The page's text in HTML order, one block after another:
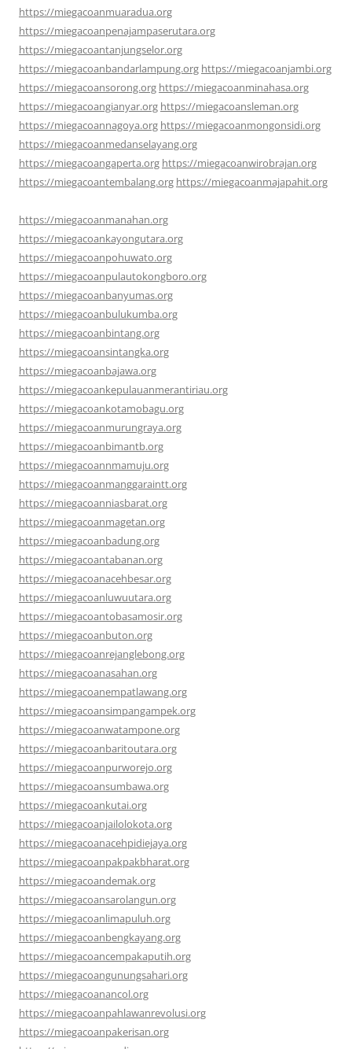
https://miegacoanmuaradua.org
https://miegacoanpenajampaserutara.org
https://miegacoantanjungselor.org
https://miegacoanbandarlampung.org https://miegacoanjambi.org
https://miegacoansorong.org https://miegacoanminahasa.org
https://miegacoangianyar.org https://miegacoansleman.org
https://miegacoannagoya.org https://miegacoanmongonsidi.org
https://miegacoanmedanselayang.org
https://miegacoangaperta.org https://miegacoanwirobrajan.org
https://miegacoantembalang.org https://miegacoanmajapahit.org
https://miegacoanmanahan.org
https://miegacoankayongutara.org
https://miegacoanpohuwato.org
https://miegacoanpulautokongboro.org
https://miegacoanbanyumas.org
https://miegacoanbulukumba.org
https://miegacoanbintang.org
https://miegacoansintangka.org
https://miegacoanbajawa.org
https://miegacoankepulauanmerantiriau.org
https://miegacoankotamobagu.org
https://miegacoanmurungraya.org
https://miegacoanbimantb.org
https://miegacoannmamuju.org
https://miegacoanmanggaraintt.org
https://miegacoanniasbarat.org
https://miegacoanmagetan.org
https://miegacoanbadung.org
https://miegacoantabanan.org
https://miegacoanacehbesar.org
https://miegacoanluwuutara.org
https://miegacoantobasamosir.org
https://miegacoanbuton.org
https://miegacoanrejanglebong.org
https://miegacoanasahan.org
https://miegacoanempatlawang.org
https://miegacoansimpangampek.org
https://miegacoanwatampone.org
https://miegacoanbaritoutara.org
https://miegacoanpurworejo.org
https://miegacoansumbawa.org
https://miegacoankutai.org
https://miegacoanjailolokota.org
https://miegacoanacehpidiejaya.org
https://miegacoanpakpakbharat.org
https://miegacoandemak.org
https://miegacoansarolangun.org
https://miegacoanlimapuluh.org
https://miegacoanbengkayang.org
https://miegacoancempakaputih.org
https://miegacoangunungsahari.org
https://miegacoanancol.org
https://miegacoanpahlawanrevolusi.org
https://miegacoanpakerisan.org